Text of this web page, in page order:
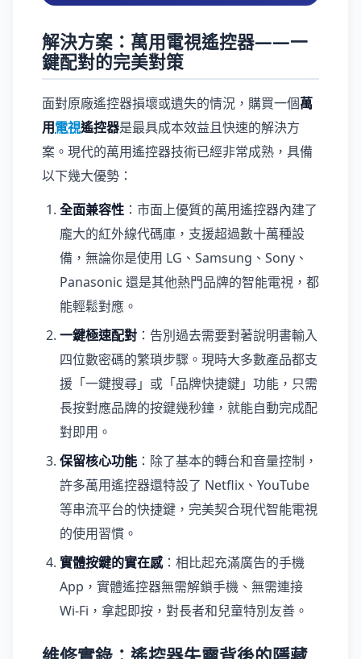
解決方案：萬用電視遙控器——一
鍵配對的完美對策
面對原廠遙控器損壞或遺失的情況，購買一個萬
用電視遙控器是最具成本效益且快速的解決方
案。現代的萬用遙控器技術已經非常成熟，具備
以下幾大優勢：
全面兼容性 ：市面上優質的萬用遙控器內建了
龐大的紅外線代碼庫，支援超過數十萬種設
備，無論你是使用 LG、Samsung、Sony、
Panasonic 還是其他熱門品牌的智能電視，都
能輕鬆對應。
一鍵極速配對 ：告別過去需要對著說明書輸入
四位數密碼的繁瑣步驟。現時大多數產品都支
援「一鍵搜尋」或「品牌快捷鍵」功能，只需
長按對應品牌的按鍵幾秒鐘，就能自動完成配
對即用。
保留核心功能 ：除了基本的轉台和音量控制，
許多萬用遙控器還特設了 Netflix、YouTube
等串流平台的快捷鍵，完美契合現代智能電視
的使用習慣。
實體按鍵的實在感：相比起充滿廣告的手機
App，實體遙控器無需解鎖手機、無需連接
Wi-Fi，拿起即按，對長者和兒童特別友善。